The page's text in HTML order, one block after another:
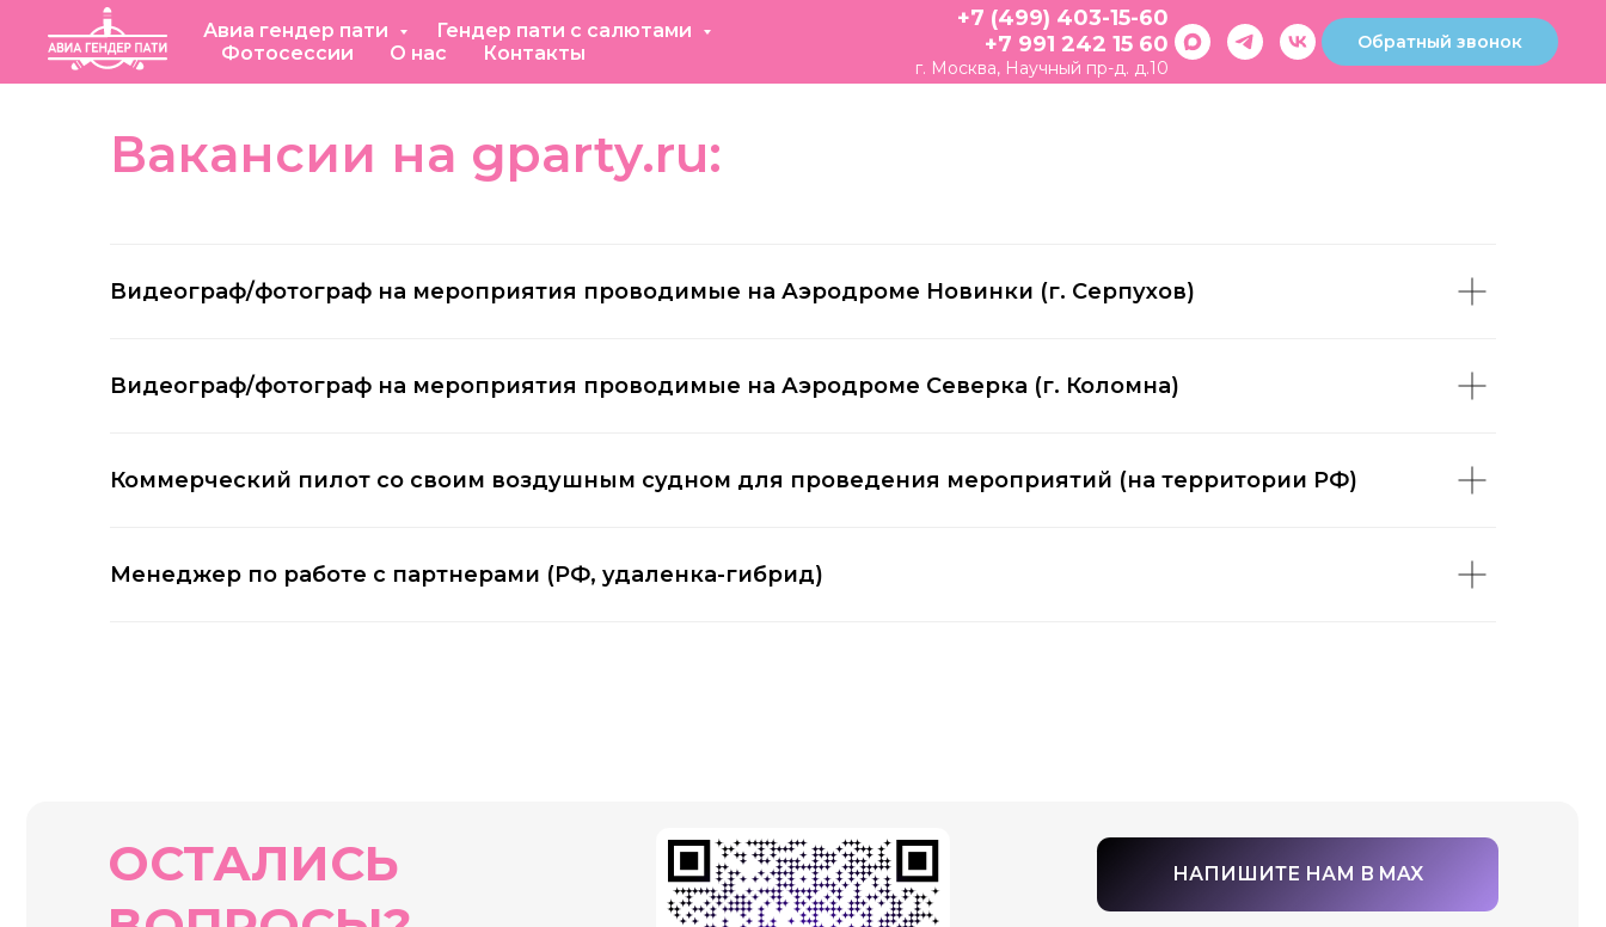
Авиа гендер пати
Гендер пати с салютами
Фотосессии
О нас Контакты
+7 (499) 403-15-60
+7 991 242 15 60
г. Москва, Научный пр-д. д.10
Обратный звонок
Вакансии на gparty.ru:
Видеограф/фотограф на мероприятия проводимые на Аэродроме Новинки (г. Серпухов)
Видеограф/фотограф на мероприятия проводимые на Аэродроме Северка (г. Коломна)
Коммерческий пилот со своим воздушным судном для проведения мероприятий (на территории РФ)
Менеджер по работе с партнерами (РФ, удаленка-гибрид)
НАПИШИТЕ НАМ В TELEGRAM